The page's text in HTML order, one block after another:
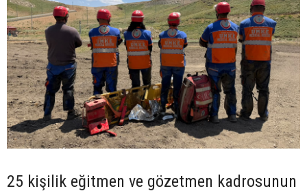
25 kişilik eğitmen ve gözetmen kadrosunun